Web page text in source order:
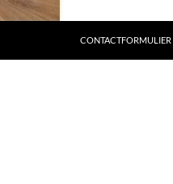
CONTACTFORMULIER